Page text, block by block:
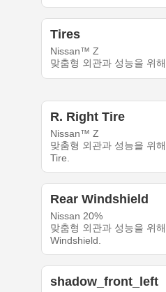
Tires
Nissan™ Z
맞춤형 외관과 성능을 위
R. Right Tire
Nissan™ Z
맞춤형 외관과 성능을 위
Tire.
Rear Windshield
Nissan 20%
맞춤형 외관과 성능을 위
Windshield.
shadow_front_left